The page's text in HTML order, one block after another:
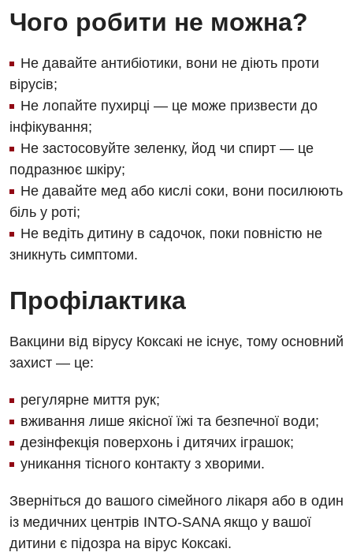
Хірургічне відділення
Для дітей
Дитяча алергологія
Дитяча гастроентерологія
Дитяча гінекологія
Дитяча дерматовенерологія
Дитяча ендокринологія
Дитяча кардіоревматологія
Дитяча неврологія
Дитяча оториноларингологія
Дитяча урологія
Дитяча хірургія
Чого робити не можна?
Не давайте антибіотики, вони не діють проти
вірусів;
Не лопайте пухирці — це може призвести до
інфікування;
Не застосовуйте зеленку, йод чи спирт — це
подразнює шкіру;
Не давайте мед або кислі соки, вони посилюють
біль у роті;
Не ведіть дитину в садочок, поки повністю не
зникнуть симптоми.
Профілактика
Вакцини від вірусу Коксакі не існує, тому основний
захист — це:
регулярне миття рук;
вживання лише якісної їжі та безпечної води;
дезінфекція поверхонь і дитячих іграшок;
уникання тісного контакту з хворими.
Зверніться до вашого сімейного лікаря або в один
із медичних центрів INTO-SANA якщо у вашої
дитини є підозра на вірус Коксакі.